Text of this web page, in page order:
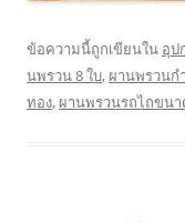
ข้อความนี้ถูกเขียนใน อุป
นพรวน 8 ใบ, ผานพรวน
ทอง, ผานพรวนรถไถขนา